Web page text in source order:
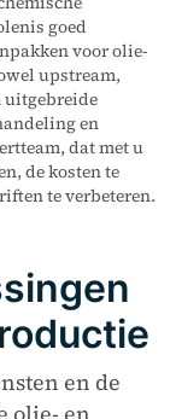
goed
voor olie-
upstream,
uitgebreide
en
dat met u
de kosten te
te verbeteren.
en de